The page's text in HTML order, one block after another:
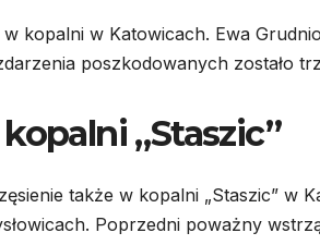
kopalni w Katowicach. Ewa
poszkodowanych zostało
„Staszic”
także w kopalni „Staszic” w
Poprzedni poważny